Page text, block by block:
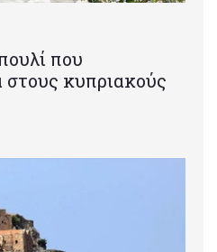
που
στους κυπριακούς